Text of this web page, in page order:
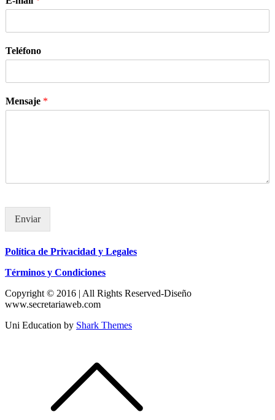
Teléfono
Mensaje *
Enviar
Política de Privacidad y Legales
Términos y Condiciones
Copyright © 2016 | All Rights Reserved-Diseño
www.secretariaweb.com
Uni Education by Shark Themes